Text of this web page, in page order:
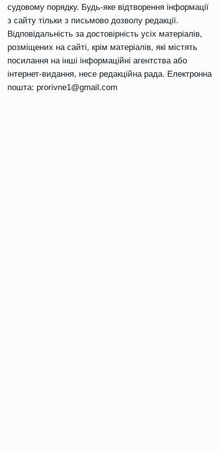
судовому порядку. Будь-яке відтворення інформації
з сайту тільки з письмово дозволу редакції.
Відповідальність за достовірність усіх матеріалів,
розміщених на сайті, крім матеріалів, які містять
посилання на інші інформаційні агентства або
інтернет-видання, несе редакційна рада. Електронна
пошта: prorivne1@gmail.com